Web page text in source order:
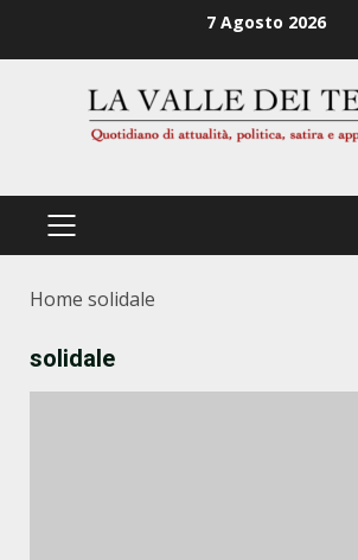
7 Agosto 2026
PRIMÄRES
Home solidale
solidale